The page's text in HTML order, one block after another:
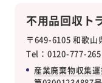
不用品回収ト
〒649-6105 和歌山
Tel：0120-777-265
産業廃棄物収集